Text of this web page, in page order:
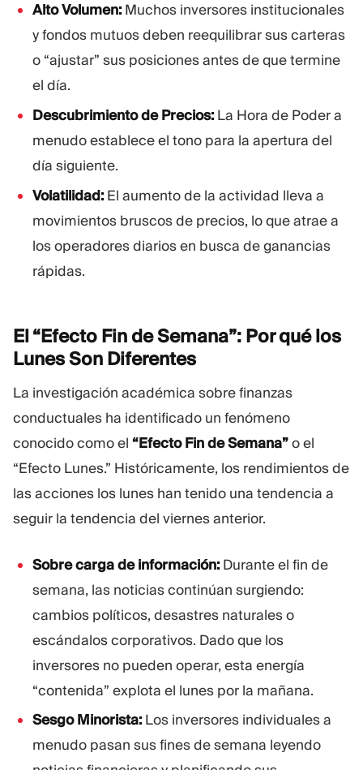
Alto Volumen:Muchos inversores institucionales
y fondos mutuos deben reequilibrar sus carteras
o “ajustar” sus posiciones antes de que termine
el día.
Descubrimiento de Precios:La Hora de Poder a
menudo establece el tono para la apertura del
día siguiente.
Volatilidad:El aumento de la actividad lleva a
movimientos bruscos de precios, lo que atrae a
los operadores diarios en busca de ganancias
rápidas.
El “Efecto Fin de Semana”: Por qué los
Lunes Son Diferentes
La investigación académica sobre finanzas
conductuales ha identificado un fenómeno
conocido como el “Efecto Fin de Semana”o el
“Efecto Lunes.” Históricamente, los rendimientos de
las acciones los lunes han tenido una tendencia a
seguir la tendencia del viernes anterior.
Sobre carga de información:Durante el fin de
semana, las noticias continúan surgiendo:
cambios políticos, desastres naturales o
escándalos corporativos. Dado que los
inversores no pueden operar, esta energía
“contenida” explota el lunes por la mañana.
Sesgo Minorista:Los inversores individuales a
menudo pasan sus fines de semana leyendo